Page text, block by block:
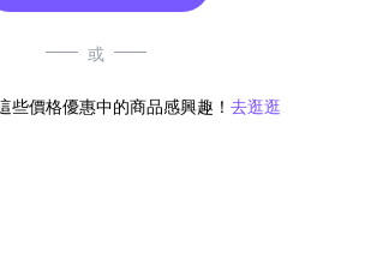
或
些價格優惠中的商品感興趣！ 去逛逛